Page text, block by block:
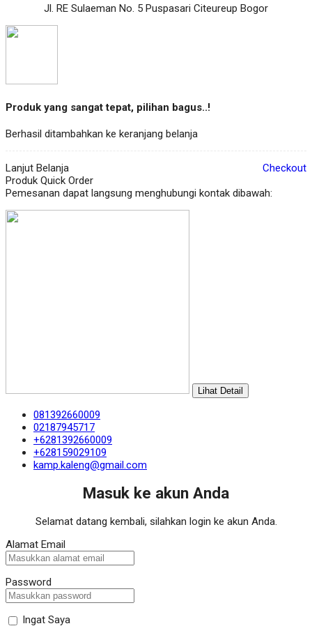
Jl. RE Sulaeman No. 5 Puspasari Citeureup Bogor
Produk yang sangat tepat, pilihan bagus..!
Berhasil ditambahkan ke keranjang belanja
Lanjut Belanja
Checkout
Produk Quick Order
Pemesanan dapat langsung menghubungi kontak dibawah:
Lihat Detail
081392660009
02187945717
+6281392660009
+628159029109
kamp.kaleng@gmail.com
Masuk ke akun Anda
Selamat datang kembali, silahkan login ke akun Anda.
Alamat Email
Password
Ingat Saya